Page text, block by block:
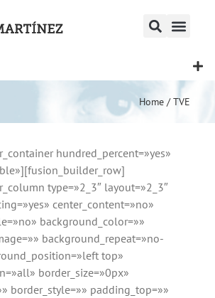
Home /TVE
hundred_percent=»yes»
type=»2_3″ layout=»2_3″
center_content=»no»
background_color=»»
background_repeat=»no-
top»
border_size=»0px»
border_style=»» padding_top=»»